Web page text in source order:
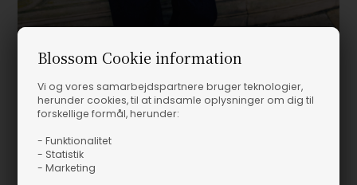
Blossom Cookie information
Vi og vores samarbejdspartnere bruger teknologier,
herunder cookies, til at indsamle oplysninger om dig til
forskellige formål, herunder:
- Funktionalitet
- Statistik
- Marketing